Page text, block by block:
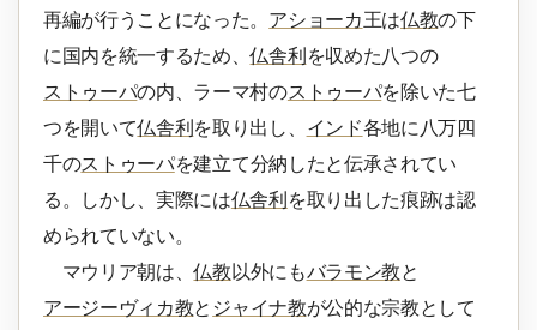
再編が行うことになった。 アショーカ王は仏教の下
に国内を統一するため、仏舎利 を収めた八つの
ストゥーパの内、ラーマ村のストゥーパを除いた七
つを開いて仏舎利 を取り出し、 インド各地に八万四
千のストゥーパを建立て分納したと伝承されてい
る。しかし、実際には仏舎利 を取り出した痕跡は認
められていない。
マウリア朝は、仏教 以外にもバラモン教と
アージーヴィカ教と ジャイナ教が公的な宗教として